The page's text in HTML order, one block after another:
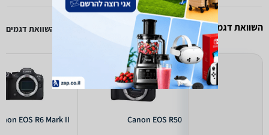
השוואת דגמים הוסף להשוואת דגמים
Canon EOS R50
EOS R6 Mark II